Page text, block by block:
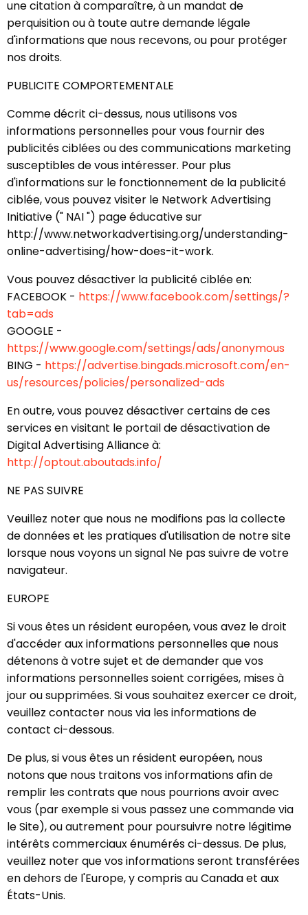
une citation à comparaître, à un mandat de
perquisition ou à toute autre demande légale
d'informations que nous recevons, ou pour protéger
nos droits.
PUBLICITE COMPORTEMENTALE
Comme décrit ci-dessus, nous utilisons vos
informations personnelles pour vous fournir des
publicités ciblées ou des communications marketing
susceptibles de vous intéresser. Pour plus
d'informations sur le fonctionnement de la publicité
ciblée, vous pouvez visiter le Network Advertising
Initiative (" NAI ") page éducative sur
http://www.networkadvertising.org/understanding-
online-advertising/how-does-it-work.
Vous pouvez désactiver la publicité ciblée en:
FACEBOOK - https://www.facebook.com/settings/?
tab=ads
GOOGLE -
https://www.google.com/settings/ads/anonymous
BING - https://advertise.bingads.microsoft.com/en-
us/resources/policies/personalized-ads
En outre, vous pouvez désactiver certains de ces
services en visitant le portail de désactivation de
Digital Advertising Alliance à:
http://optout.aboutads.info/
NE PAS SUIVRE
Veuillez noter que nous ne modifions pas la collecte
de données et les pratiques d'utilisation de notre site
lorsque nous voyons un signal Ne pas suivre de votre
navigateur.
EUROPE
Si vous êtes un résident européen, vous avez le droit
d'accéder aux informations personnelles que nous
détenons à votre sujet et de demander que vos
informations personnelles soient corrigées, mises à
jour ou supprimées. Si vous souhaitez exercer ce droit,
veuillez contacter nous via les informations de
contact ci-dessous.
De plus, si vous êtes un résident européen, nous
notons que nous traitons vos informations afin de
remplir les contrats que nous pourrions avoir avec
vous (par exemple si vous passez une commande via
le Site), ou autrement pour poursuivre notre légitime
intérêts commerciaux énumérés ci-dessus. De plus,
veuillez noter que vos informations seront transférées
en dehors de l'Europe, y compris au Canada et aux
États-Unis.